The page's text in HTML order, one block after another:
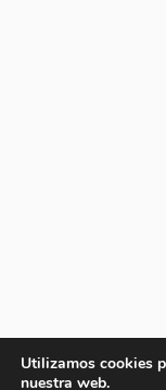
Utilizamos cookies
nuestra web.